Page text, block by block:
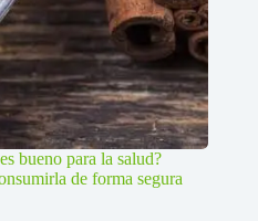
bueno para la salud?
de forma segura